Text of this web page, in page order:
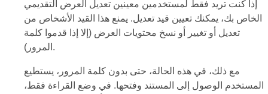
إذا كنت تريد فقط لمستخدمين معينين تعديل العرض التقديمي
الخاص بك، يمكنك تعيين قيد تعديل. يمنع هذا القيد الأشخاص من
تعديل أو تغيير أو نسخ محتويات العرض (إلا إذا قدموا كلمة
المرور).
مع ذلك، في هذه الحالة، حتى بدون كلمة المرور، يستطيع
المستخدم الوصول إلى المستند وفتحها. في وضع القراءة فقط،